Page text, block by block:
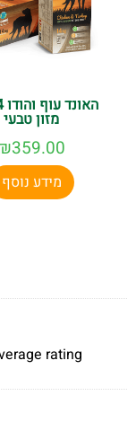
מזון טבעי
359.00
מידע נוסף
rating: